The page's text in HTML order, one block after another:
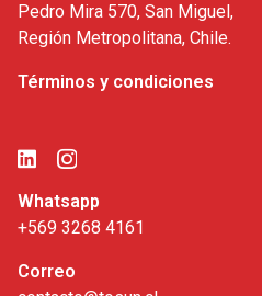
Pedro Mira 570, San Miguel,
Región Metropolitana, Chile.
Términos y condiciones
Whatsapp
+569 3268 4161
Correo